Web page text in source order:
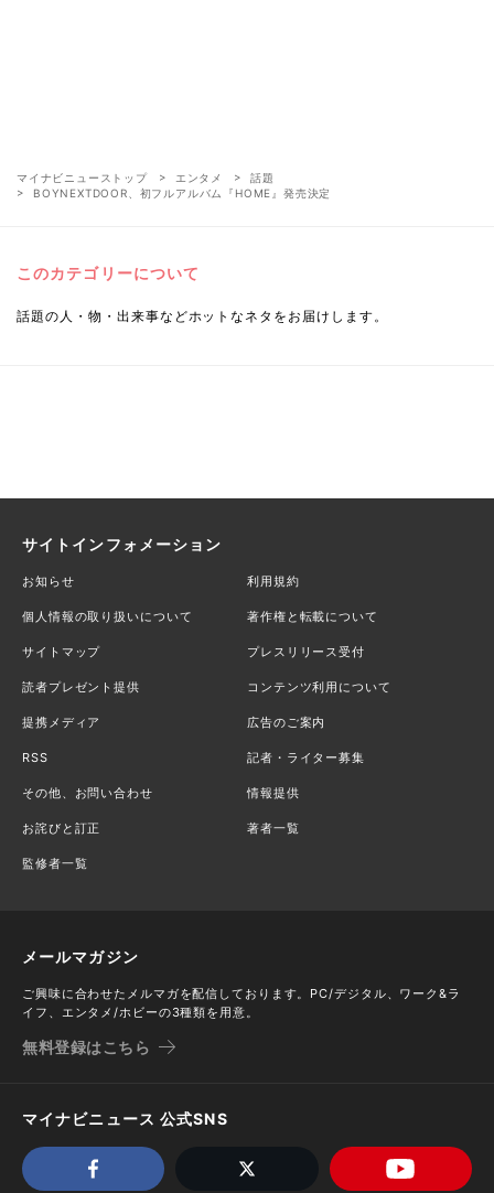
マイナビニューストップ エンタメ
話題
BOYNEXTDOOR、初フルアルバム『HOME』発売決定
このカテゴリーについて
話題の人・物・出来事などホットなネタをお届けします。
サイトインフォメーション
お知らせ 利用規約
個人情報の取り扱いについて 著作権と転載について
サイトマップ プレスリリース受付
読者プレゼント提供 コンテンツ利用について
提携メディア 広告のご案内
RSS 記者・ライター募集
その他、お問い合わせ 情報提供
お詫びと訂正 著者一覧
監修者一覧
メールマガジン
ご興味に合わせたメルマガを配信しております。PC/デジタル、ワーク&ラ
イフ、エンタメ/ホビーの3種類を用意。
無料登録はこちら
マイナビニュース 公式SNS